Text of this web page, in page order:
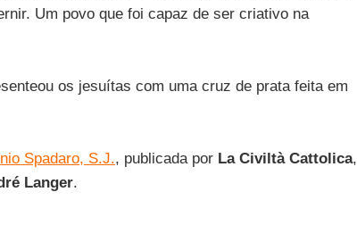
Um povo que foi capaz de ser criativo na
os jesuítas com uma cruz de prata feita em
Spadaro, S.J., publicada por La Civiltà Cattolica,
Langer.